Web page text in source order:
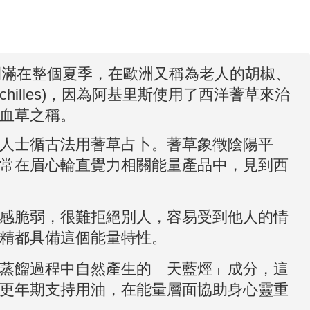
在整個夏季，在歐洲又稱為老人的胡椒、
，因為阿基里斯使用了西洋蓍草來治
草之稱。
士循古法用蓍草占卜。蓍草象徵陰陽平
在眉心輪直覺力相關能量產品中，見到西
脆弱，很難拒絕別人，容易受到他人的情
具備這個能量特性。
餾過程中自然產生的「天藍烴」成分，這
年期支持用油，在能量層面協助身心靈重